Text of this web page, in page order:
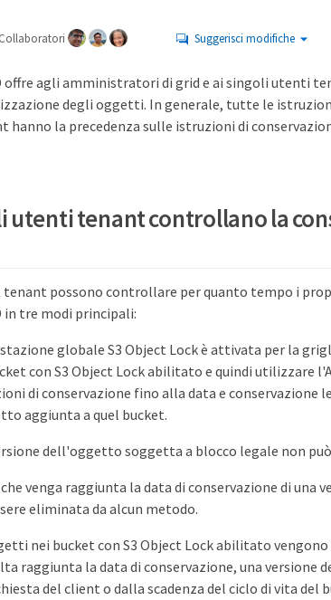
Collaboratori Suggerisci modifiche
offre agli amministratori di grid e ai singoli utenti
degli oggetti. In generale, tutte le
hanno la precedenza sulle istruzioni di
utenti tenant controllano la
tenant possono controllare per quanto tempo i
in tre modi principali:
globale S3 Object Lock è attivata per la
con S3 Object Lock abilitato e quindi utilizzare
di conservazione fino alla data e conservazione
aggiunta a quel bucket.
dell'oggetto soggetta a blocco legale non
venga raggiunta la data di conservazione di una
eliminata da alcun metodo.
nei bucket con S3 Object Lock abilitato vengono
raggiunta la data di conservazione, una versione
del client o dalla scadenza del ciclo di vita del